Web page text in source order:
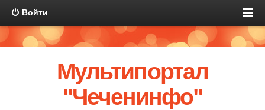
Войти
Мультипортал
"Чеченинфо"